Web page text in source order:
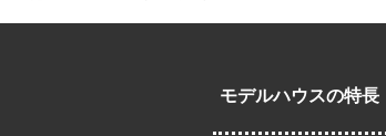
モデルハウスの特長